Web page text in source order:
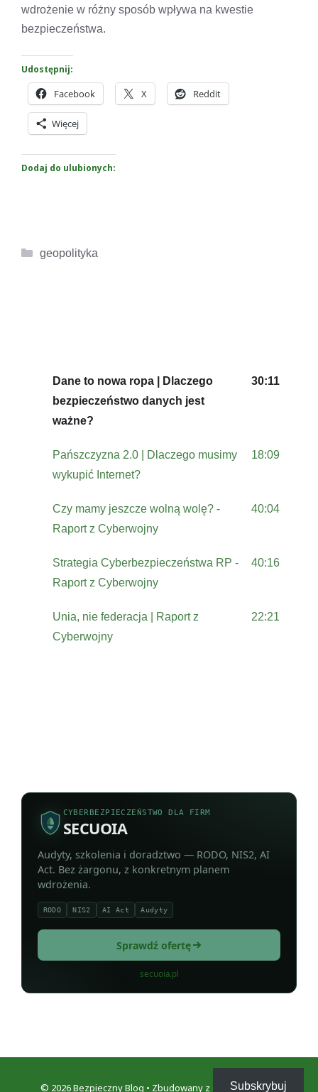
wdrożenie w różny sposób wpływa na kwestie
bezpieczeństwa.
Udostępnij:
Facebook X Reddit
Więcej
Dodaj do ulubionych:
Kategorie
geopolityka
Dane to nowa ropa | Dlaczego
bezpieczeństwo danych jest
ważne?
30:11
Pańszczyzna 2.0 | Dlaczego musimy
wykupić Internet?
18:09
Czy mamy jeszcze wolną wolę? -
Raport z Cyberwojny
40:04
Strategia Cyberbezpieczeństwa RP -
Raport z Cyberwojny
40:16
Unia, nie federacja | Raport z
Cyberwojny
22:21
CYBERBEZPIECZEŃSTWO DLA FIRM
SECUOIA
Audyty, szkolenia i doradztwo — RODO, NIS2, AI
Act. Bez żargonu, z konkretnym planem
wdrożenia.
RODO NIS2 AI Act Audyty
Sprawdź ofertę
secuoia.pl
© 2026 Bezpieczny Blog • Zbudowany z GeneratePress
Subskrybuj